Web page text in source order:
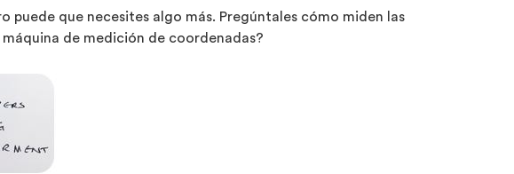
puede que necesites algo más. Pregúntales cómo miden las
de medición de coordenadas?